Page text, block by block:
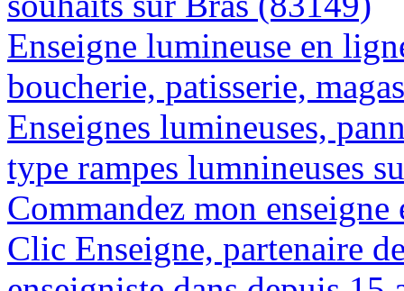
Enseigne lumineuse en
boucherie, patisserie,
Enseignes lumineuses,
type rampes lumnineuses
Commandez mon
Clic Enseigne, partenaire